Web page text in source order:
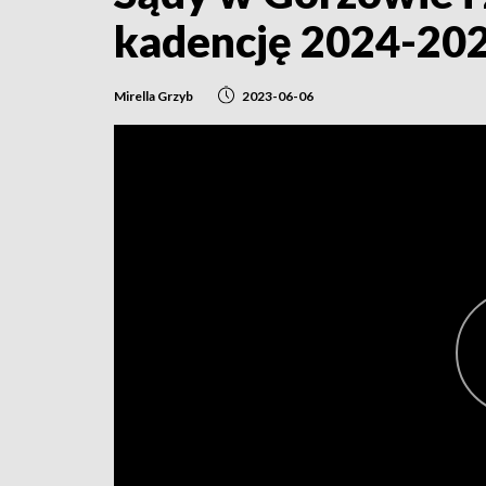
kadencję 2024-
Mirella Grzyb 2023-06-06